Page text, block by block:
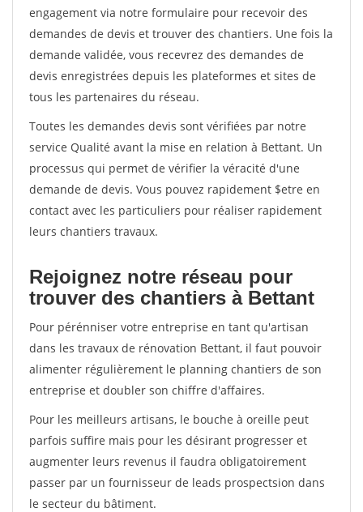
engagement via notre formulaire pour recevoir des
demandes de devis et trouver des chantiers. Une fois la
demande validée, vous recevrez des demandes de
devis enregistrées depuis les plateformes et sites de
tous les partenaires du réseau.
Toutes les demandes devis sont vérifiées par notre
service Qualité avant la mise en relation à Bettant. Un
processus qui permet de vérifier la véracité d'une
demande de devis. Vous pouvez rapidement $etre en
contact avec les particuliers pour réaliser rapidement
leurs chantiers travaux.
Rejoignez notre réseau pour
trouver des chantiers à Bettant
Pour pérénniser votre entreprise en tant qu'artisan
dans les travaux de rénovation Bettant, il faut pouvoir
alimenter régulièrement le planning chantiers de son
entreprise et doubler son chiffre d'affaires.
Pour les meilleurs artisans, le bouche à oreille peut
parfois suffire mais pour les désirant progresser et
augmenter leurs revenus il faudra obligatoirement
passer par un fournisseur de leads prospectsion dans
le secteur du bâtiment.